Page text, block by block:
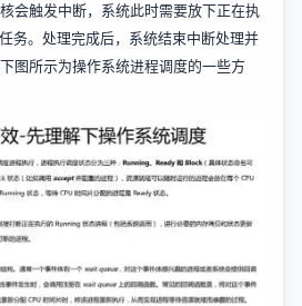
会触发中断，系统此时需要放下正在执
务。处理完成后，系统结束中断处理并
图所示为操作系统进程调度的一些方